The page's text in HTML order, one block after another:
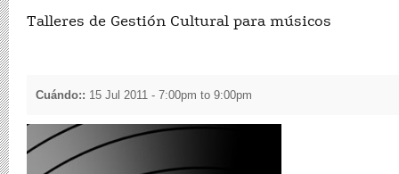
Talleres de Gestión Cultural para músicos
Cuándo:: 15 Jul 2011 - 7:00pm to 9:00pm